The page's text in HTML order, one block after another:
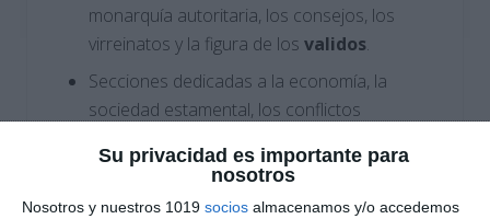
Su privacidad es importante para
nosotros
Nosotros y nuestros 1019 socios almacenamos y/o accedemos
monarquía autoritaria, los consejos, los
virreinatos y la figura de los validos.
Secciones dedicadas a la economía, la
sociedad estamental, los conflictos
Organización visual mediante técnicas de
Visual Thinkingpara facilitar la